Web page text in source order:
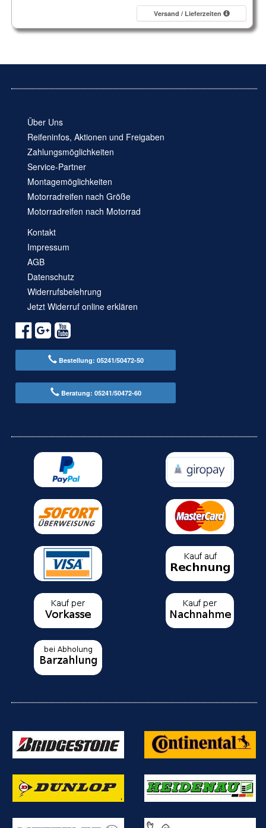
Versand / Lieferzeiten
Über Uns
Reifeninfos, Aktionen und Freigaben
Zahlungsmöglichkeiten
Service-Partner
Montagemöglichkeiten
Motorradreifen nach Größe
Motorradreifen nach Motorrad
Kontakt
Impressum
AGB
Datenschutz
Widerrufsbelehrung
Jetzt Widerruf online erklären
Bestellung: 05241/50472-50
Beratung: 05241/50472-60